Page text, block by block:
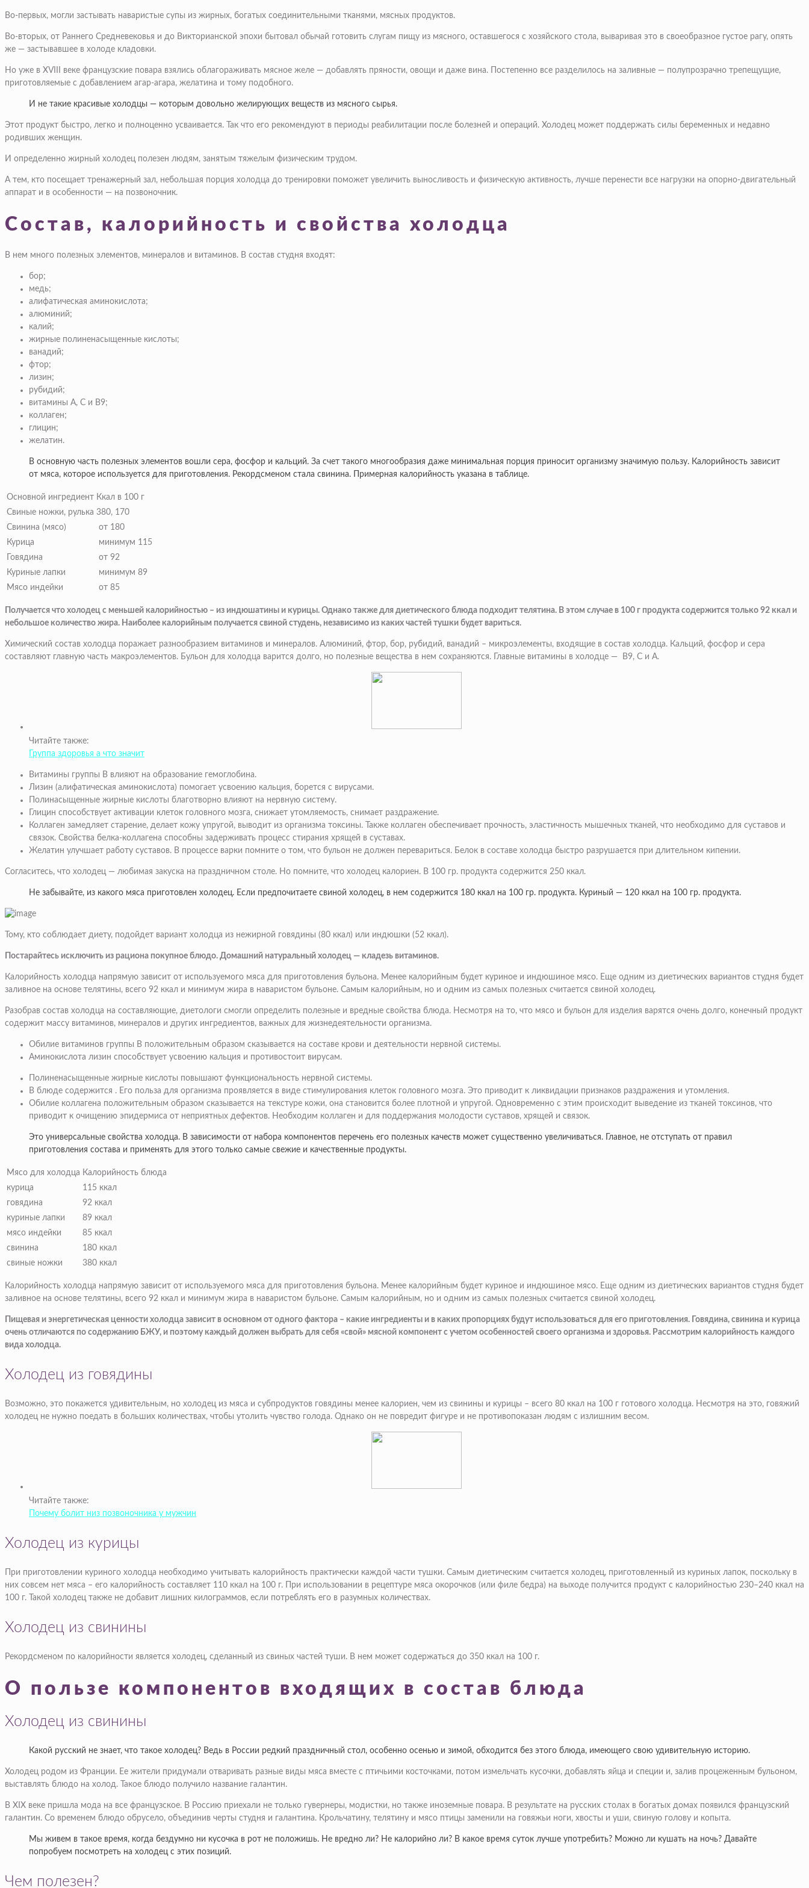
Во-первых, могли застывать наваристые супы из жирных, богатых соединительными тканями, мясных продуктов.
Во-вторых, от Раннего Средневековья и до Викторианской эпохи бытовал обычай готовить слугам пищу из мясного, оставшегося с хозяйского стола, вываривая это в своеобразное густое рагу, опять
же — застывавшее в холоде кладовки.
Но уже в XVIII веке французские повара взялись облагораживать мясное желе — добавлять пряности, овощи и даже вина. Постепенно все разделилось на заливные — полупрозрачно трепещущие,
приготовляемые с добавлением агар-агара, желатина и тому подобного.
И не такие красивые холодцы — которым довольно желирующих веществ из мясного сырья.
Этот продукт быстро, легко и полноценно усваивается. Так что его рекомендуют в периоды реабилитации после болезней и операций. Холодец может поддержать силы беременных и недавно
родивших женщин.
И определенно жирный холодец полезен людям, занятым тяжелым физическим трудом.
А тем, кто посещает тренажерный зал, небольшая порция холодца до тренировки поможет увеличить выносливость и физическую активность, лучше перенести все нагрузки на опорно-двигательный
аппарат и в особенности — на позвоночник.
Состав, калорийность и свойства холодца
В нем много полезных элементов, минералов и витаминов. В состав студня входят:
бор;
медь;
алифатическая аминокислота;
алюминий;
калий;
жирные полиненасыщенные кислоты;
ванадий;
фтор;
лизин;
рубидий;
витамины А, С и В9;
коллаген;
глицин;
желатин.
В основную часть полезных элементов вошли сера, фосфор и кальций. За счет такого многообразия даже минимальная порция приносит организму значимую пользу. Калорийность зависит
от мяса, которое используется для приготовления. Рекордсменом стала свинина. Примерная калорийность указана в таблице.
Основной ингредиент Ккал в 100 г
Свиные ножки, рулька 380, 170
Свинина (мясо)
от 180
Курица
минимум 115
Говядина
от 92
Куриные лапки
минимум 89
Мясо индейки
от 85
Получается что холодец с меньшей калорийностью – из индюшатины и курицы. Однако также для диетического блюда подходит телятина. В этом случае в 100 г продукта содержится только 92 ккал и
небольшое количество жира. Наиболее калорийным получается свиной студень, независимо из каких частей тушки будет вариться.
Химический состав холодца поражает разнообразием витаминов и минералов. Алюминий, фтор, бор, рубидий, ванадий – микроэлементы, входящие в состав холодца. Кальций, фосфор и сера
составляют главную часть макроэлементов. Бульон для холодца варится долго, но полезные вещества в нем сохраняются. Главные витамины в холодце — В9, С и А.
Читайте также:
Группа здоровья а что значит
Витамины группы В влияют на образование гемоглобина.
Лизин (алифатическая аминокислота) помогает усвоению кальция, борется с вирусами.
Полинасыщенные жирные кислоты благотворно влияют на нервную систему.
Глицин способствует активации клеток головного мозга, снижает утомляемость, снимает раздражение.
Коллаген замедляет старение, делает кожу упругой, выводит из организма токсины. Также коллаген обеспечивает прочность, эластичность мышечных тканей, что необходимо для суставов и
связок. Свойства белка-коллагена способны задерживать процесс стирания хрящей в суставах.
Желатин улучшает работу суставов. В процессе варки помните о том, что бульон не должен перевариться. Белок в составе холодца быстро разрушается при длительном кипении.
Согласитесь, что холодец — любимая закуска на праздничном столе. Но помните, что холодец калориен. В 100 гр. продукта содержится 250 ккал.
Не забывайте, из какого мяса приготовлен холодец. Если предпочитаете свиной холодец, в нем содержится 180 ккал на 100 гр. продукта. Куриный — 120 ккал на 100 гр. продукта.
Тому, кто соблюдает диету, подойдет вариант холодца из нежирной говядины (80 ккал) или индюшки (52 ккал).
Постарайтесь исключить из рациона покупное блюдо. Домашний натуральный холодец — кладезь витаминов.
Калорийность холодца напрямую зависит от используемого мяса для приготовления бульона. Менее калорийным будет куриное и индюшиное мясо. Еще одним из диетических вариантов студня будет
заливное на основе телятины, всего 92 ккал и минимум жира в наваристом бульоне. Самым калорийным, но и одним из самых полезных считается свиной холодец.
Разобрав состав холодца на составляющие, диетологи смогли определить полезные и вредные свойства блюда. Несмотря на то, что мясо и бульон для изделия варятся очень долго, конечный продукт
содержит массу витаминов, минералов и других ингредиентов, важных для жизнедеятельности организма.
Обилие витаминов группы В положительным образом сказывается на составе крови и деятельности нервной системы.
Аминокислота лизин способствует усвоению кальция и противостоит вирусам.
Полиненасыщенные жирные кислоты повышают функциональность нервной системы.
В блюде содержится . Его польза для организма проявляется в виде стимулирования клеток головного мозга. Это приводит к ликвидации признаков раздражения и утомления.
Обилие коллагена положительным образом сказывается на текстуре кожи, она становится более плотной и упругой. Одновременно с этим происходит выведение из тканей токсинов, что
приводит к очищению эпидермиса от неприятных дефектов. Необходим коллаген и для поддержания молодости суставов, хрящей и связок.
Это универсальные свойства холодца. В зависимости от набора компонентов перечень его полезных качеств может существенно увеличиваться. Главное, не отступать от правил
приготовления состава и применять для этого только самые свежие и качественные продукты.
Мясо для холодца Калорийность блюда
курица
115 ккал
говядина
92 ккал
куриные лапки
89 ккал
мясо индейки
85 ккал
свинина
180 ккал
свиные ножки
380 ккал
Калорийность холодца напрямую зависит от используемого мяса для приготовления бульона. Менее калорийным будет куриное и индюшиное мясо. Еще одним из диетических вариантов студня будет
заливное на основе телятины, всего 92 ккал и минимум жира в наваристом бульоне. Самым калорийным, но и одним из самых полезных считается свиной холодец.
Пищевая и энергетическая ценности холодца зависит в основном от одного фактора – какие ингредиенты и в каких пропорциях будут использоваться для его приготовления. Говядина, свинина и курица
очень отличаются по содержанию БЖУ, и поэтому каждый должен выбрать для себя «свой» мясной компонент с учетом особенностей своего организма и здоровья. Рассмотрим калорийность каждого
вида холодца.
Холодец из говядины
Возможно, это покажется удивительным, но холодец из мяса и субпродуктов говядины менее калориен, чем из свинины и курицы – всего 80 ккал на 100 г готового холодца. Несмотря на это, говяжий
холодец не нужно поедать в больших количествах, чтобы утолить чувство голода. Однако он не повредит фигуре и не противопоказан людям с излишним весом.
Читайте также:
Почему болит низ позвоночника у мужчин
Холодец из курицы
При приготовлении куриного холодца необходимо учитывать калорийность практически каждой части тушки. Самым диетическим считается холодец, приготовленный из куриных лапок, поскольку в
них совсем нет мяса – его калорийность составляет 110 ккал на 100 г. При использовании в рецептуре мяса окорочков (или филе бедра) на выходе получится продукт с калорийностью 230–240 ккал на
100 г. Такой холодец также не добавит лишних килограммов, если потреблять его в разумных количествах.
Холодец из свинины
Рекордсменом по калорийности является холодец, сделанный из свиных частей туши. В нем может содержаться до 350 ккал на 100 г.
О пользе компонентов входящих в состав блюда
Холодец из свинины
Какой русский не знает, что такое холодец? Ведь в России редкий праздничный стол, особенно осенью и зимой, обходится без этого блюда, имеющего свою удивительную историю.
Холодец родом из Франции. Ее жители придумали отваривать разные виды мяса вместе с птичьими косточками, потом измельчать кусочки, добавлять яйца и специи и, залив процеженным бульоном,
выставлять блюдо на холод. Такое блюдо получило название галантин.
В XIX веке пришла мода на все французское. В Россию приехали не только гувернеры, модистки, но также иноземные повара. В результате на русских столах в богатых домах появился французский
галантин. Со временем блюдо обрусело, объединив черты студня и галантина. Крольчатину, телятину и мясо птицы заменили на говяжьи ноги, хвосты и уши, свиную голову и копыта.
Мы живем в такое время, когда бездумно ни кусочка в рот не положишь. Не вредно ли? Не калорийно ли? В какое время суток лучше употребить? Можно ли кушать на ночь? Давайте
попробуем посмотреть на холодец с этих позиций.
Чем полезен?